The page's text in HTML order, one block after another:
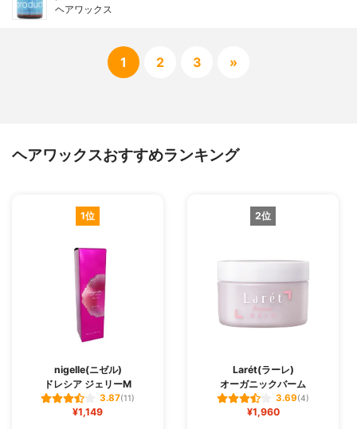
ヘアワックス
1 2 3 »
ヘアワックスおすすめランキング
1位
nigelle(ニゼル)
ドレシア ジェリーM
3.87(11)
¥1,149
2位
Larét(ラーレ)
オーガニックバーム
3.69(4)
¥1,960